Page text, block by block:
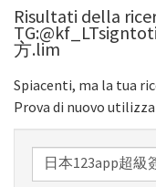
Risultati della
方.lim
Spiacenti, ma la tua
Prova di nuovo
Ricerca
nel